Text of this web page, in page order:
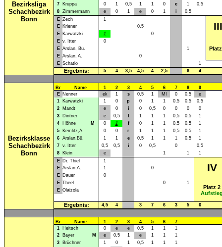
Bezirksliga
Schachbezirk
Bonn
7
Kruppa 0 1 0,5 1 1 0 e 1
0,5
8 Zimmermann e 0 1 e 0 1 i
0,5
E Zech 1
III
E Kriener
0,5
E
Karwatzki 1
0
E v. Itter 0
E Arslan, Bü.
1
E Arslan, A.
0
E Schatlo 1
Ergebnis: 5 4 3,5 4,5 4 2,5 6 4
Bezirksklasse
Schachbezirk
Bonn
Br Name 1 2 3 4 5 6 7 8
9
E
Nenner ek 1 s 0,5 1 MI 0 0,5
e
1
Karwatzki 1 0 p 0 1 1 0,5 0,5
0,5
2
Mandt e 0 i 0 0,5 0 0 0
0
3
Dintner e 0,5 1 1 1 0,5 0,5
1
4
Höhne M 0 1 f 0 1 1 0,5 0,5
1
5
Kemlitz,A. 0 0 r 1 1 1 0,5 0,5
1
6 Arslan,Bü. 1 1 e 0,5 1 1 1 0,5
1
7 v. Itter 0,5 0,5 i 0 0,5 0
0,5
8
Klein e 1 1
1
E
Dr. Thiel 1
IV
E Arslan,A. 1
0
E
Dauer
0
E Theel 0 1
Platz 2
E Olaizola
Ergebnis: 4,5 4 3 7 6 3 5 6
Br Name 1 2 3 4 5 6
7
1
Heitsch 0 e e 0,5 1 1
1
2
Bayer M e 0,5 1 e 1 1
1
3
Brüchner 1 0 1 0,5 1 1
1